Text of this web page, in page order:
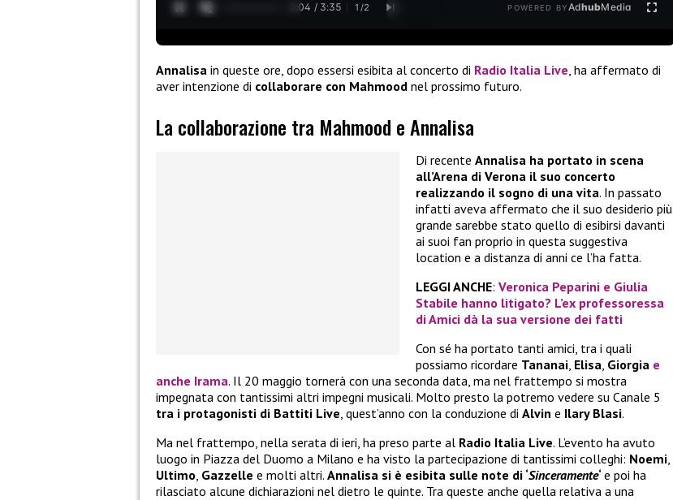
0:05 / 3:35 1 /2 POWERED BYAdhubMedia
Annalisa in queste ore, dopo essersi esibita al concerto di Radio Italia Live , ha affermato di
aver intenzione di collaborare con Mahmood nel prossimo futuro.
La collaborazione tra Mahmood e Annalisa
Di recente Annalisa ha portato in scena
all’Arena di Verona il suo concerto
realizzando il sogno di una vita. In passato
infatti aveva affermato che il suo desiderio più
grande sarebbe stato quello di esibirsi davanti
ai suoi fan proprio in questa suggestiva
location e a distanza di anni ce l’ha fatta.
LEGGI ANCHE: Veronica Peparini e Giulia
Stabile hanno litigato? L’ex professoressa
di Amici dà la sua versione dei fatti
Con sé ha portato tanti amici, tra i quali
possiamo ricordare Tananai, Elisa, Giorgia e
anche Irama. Il 20 maggio tornerà con una seconda data, ma nel frattempo si mostra
impegnata con tantissimi altri impegni musicali. Molto presto la potremo vedere su Canale 5
tra i protagonisti di Battiti Live, quest’anno con la conduzione di Alvin e Ilary Blasi.
Ma nel frattempo, nella serata di ieri, ha preso parte al Radio Italia Live. L’evento ha avuto
luogo in Piazza del Duomo a Milano e ha visto la partecipazione di tantissimi colleghi: Noemi,
Ultimo, Gazzelle e molti altri. Annalisa si è esibita sulle note di ‘Sinceramente‘ e poi ha
rilasciato alcune dichiarazioni nel dietro le quinte. Tra queste anche quella relativa a una